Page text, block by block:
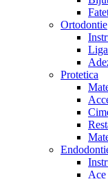
Ortodontie
Protetica
Ace